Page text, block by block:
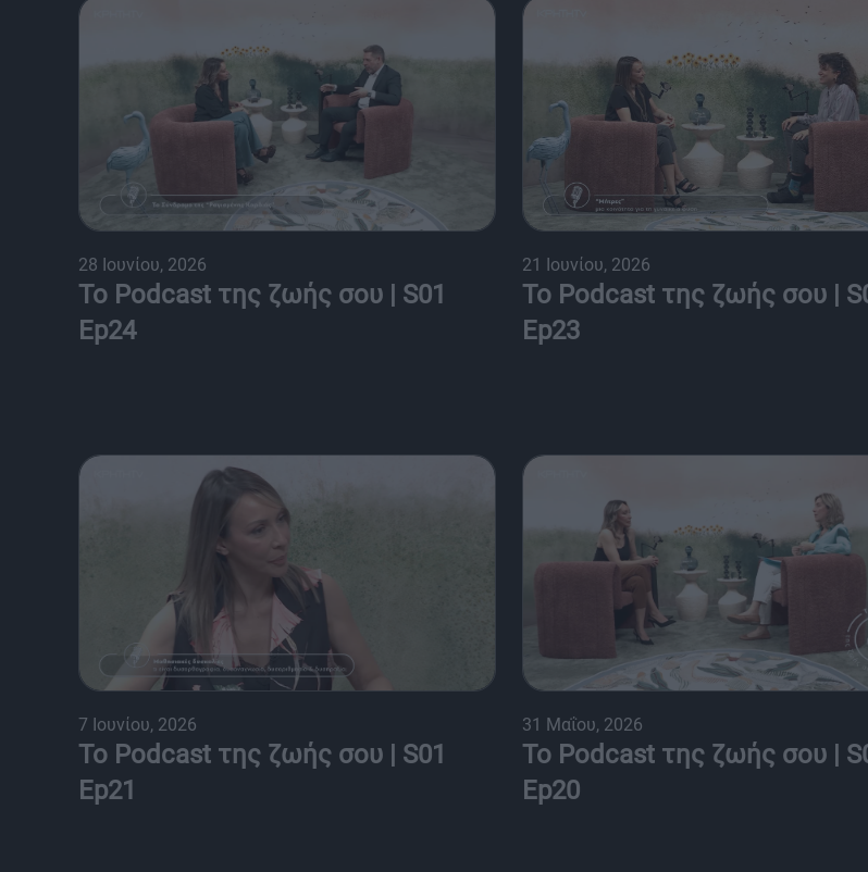
28 Ιουνίου, 2026
Το Podcast της ζωής σου | S01
Ep24
21 Ιουνίου, 2026
Το Podcast της ζωής σου |
Ep23
7 Ιουνίου, 2026
Το Podcast της ζωής σου | S01
Ep21
31 Μαΐου, 2026
Το Podcast της ζωής σου |
Ep20